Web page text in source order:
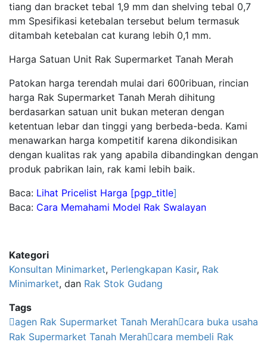
tiang dan bracket tebal 1,9 mm dan shelving tebal 0,7
mm Spesifikasi ketebalan tersebut belum termasuk
ditambah ketebalan cat kurang lebih 0,1 mm.
Harga Satuan Unit Rak Supermarket Tanah Merah
Patokan harga terendah mulai dari 600ribuan, rincian
harga Rak Supermarket Tanah Merah dihitung
berdasarkan satuan unit bukan meteran dengan
ketentuan lebar dan tinggi yang berbeda-beda. Kami
menawarkan harga kompetitif karena dikondisikan
dengan kualitas rak yang apabila dibandingkan dengan
produk pabrikan lain, rak kami lebih baik.
Baca: Lihat Pricelist Harga [pgp_title]
Baca: Cara Memahami Model Rak Swalayan
Kategori
Konsultan Minimarket, Perlengkapan Kasir, Rak
Minimarket, dan Rak Stok Gudang
Tags
agen Rak Supermarket Tanah Merah cara buka usaha
Rak Supermarket Tanah Merah cara membeli Rak